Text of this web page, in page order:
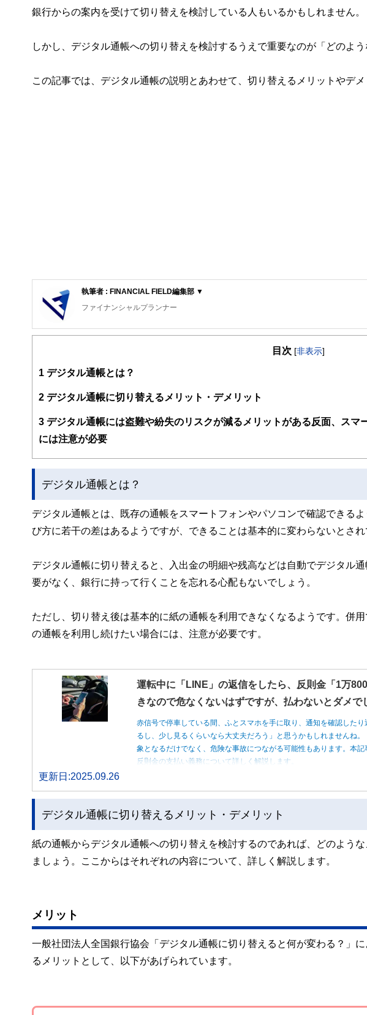
銀行からの案内を受けて切り替えを検討している人もいるかもしれません。
しかし、デジタル通帳への切り替えを検討するうえで重要なのが「どのよ
この記事では、デジタル通帳の説明とあわせて、切り替えるメリットやデ
執筆者 : FINANCIAL FIELD編集部 ▼
ファイナンシャルプランナー
FinancialField編集部は、金融、経済に関する記事を、日々の暮らしにどのような影
案から記事掲載まですべての工程に関わることで、読者目線のコンテンツを追求してい
FinancialFieldの特徴は、ファイナンシャルプランナー、弁護士、税理士、宅地建物
ー、公認会計士、社会保険労務士、行政書士、投資アナリスト、キャリアコンサルタ
このように編集経験豊富なメンバーと金融や経済に精通した執筆者・監修者による執
と、読み応えのあるコンテンツと確かな情報発信を実現しています。
目次 [非表示]
1 デジタル通帳とは？
2 デジタル通帳に切り替えるメリット・デメリット
3 デジタル通帳には盗難や紛失のリスクが減るメリットがある反面、スマ
には注意が必要
デジタル通帳とは？
デジタル通帳とは、既存の通帳をスマートフォンやパソコンで確認できる
び方に若干の差はあるようですが、できることは基本的に変わらないとされ
デジタル通帳に切り替えると、入出金の明細や残高などは自動でデジタル
要がなく、銀行に持って行くことを忘れる心配もないでしょう。
ただし、切り替え後は基本的に紙の通帳を利用できなくなるようです。併
の通帳を利用し続けたい場合には、注意が必要です。
運転中に「LINE」の返信をしたら、反則金「1万
きなので危なくないはずですが、払わないとダメで
赤信号で停車している間、ふとスマホを手に取り、通知を確認した
るし、少し見るくらいなら大丈夫だろう」と思うかもしれませんね
象となるだけでなく、危険な事故につながる可能性もあります。本
反則金の支払い義務について詳しく解説します。
更新日:2025.09.26
デジタル通帳に切り替えるメリット・デメリット
紙の通帳からデジタル通帳への切り替えを検討するのであれば、どのよう
ましょう。ここからはそれぞれの内容について、詳しく解説します。
メリット
一般社団法人全国銀行協会「デジタル通帳に切り替えると何が変わる？」
るメリットとして、以下があげられています。